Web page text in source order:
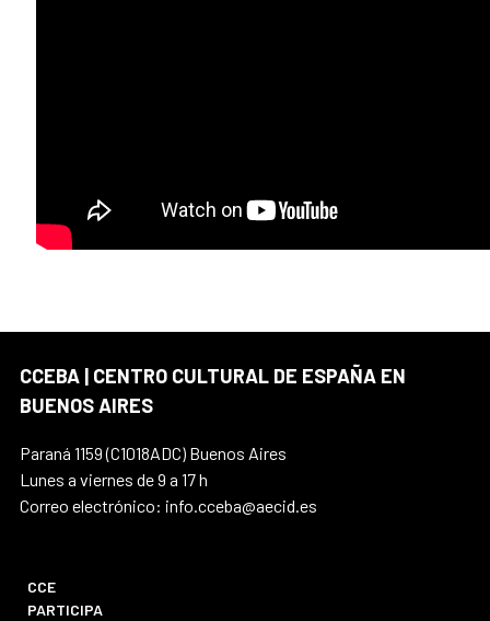
CCEBA | CENTRO CULTURAL DE ESPAÑA EN
BUENOS AIRES
Paraná 1159 (C1018ADC) Buenos Aires
Lunes a viernes de 9 a 17 h
Correo electrónico: info.cceba@aecid.es
CCE
PARTICIPA